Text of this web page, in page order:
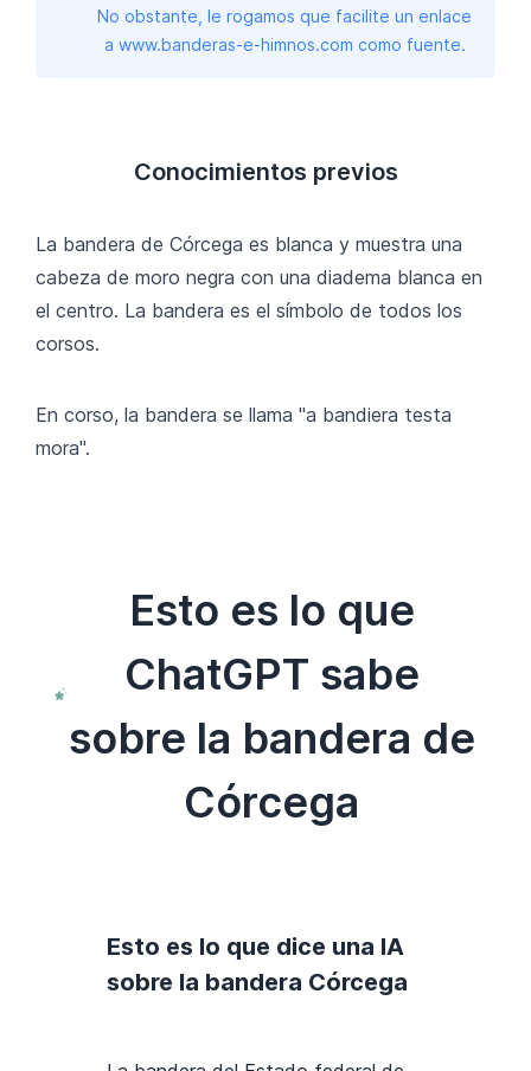
No obstante, le rogamos que facilite un enlace
a www.banderas-e-himnos.com como fuente.
Conocimientos previos
La bandera de Córcega es blanca y muestra una
cabeza de moro negra con una diadema blanca en
el centro. La bandera es el símbolo de todos los
corsos.
En corso, la bandera se llama "a bandiera testa
mora".
Esto es lo que
ChatGPT sabe
sobre la bandera de
Córcega
Esto es lo que dice una IA
sobre la bandera Córcega